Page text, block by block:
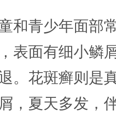
和青少年面部
表面有细小鳞
。花斑癣则是
，夏天多发，